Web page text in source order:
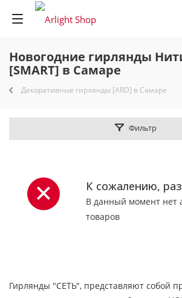
Новогодние гирлянды
[SMART] в Самаре
Декоративные гирлянды [ARD] в Самаре
Фильтр
К сожалению,
В данный момент нет
товаров
Гирлянды "СЕТЬ", представляют собой